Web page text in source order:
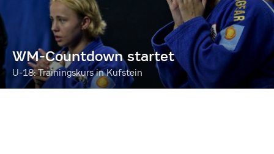
WM-Countdown startet
U-18: Trainingskurs in Kufstein